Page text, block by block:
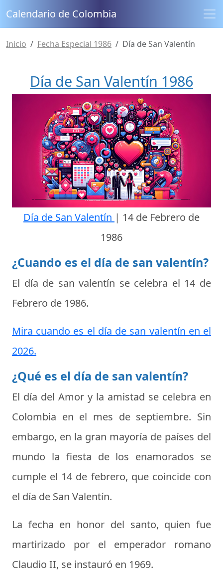
Calendario de Colombia
Inicio Fecha Especial 1986 Día de San Valentín
Día de San Valentín 1986
Día de San Valentín | 14 de Febrero de
1986
¿Cuando es el día de san valentín?
El día de san valentín se celebra el 14 de
Febrero de 1986.
Mira cuando es el día de san valentín en el
2026.
¿Qué es el día de san valentín?
El día del Amor y la amistad se celebra en
Colombia en el mes de septiembre. Sin
embargo, en la gran mayoría de países del
mundo la fiesta de los enamorados se
cumple el 14 de febrero, que coincide con
el día de San Valentín.
La fecha en honor del santo, quien fue
martirizado por el emperador romano
Claudio II, se instauró en 1969.